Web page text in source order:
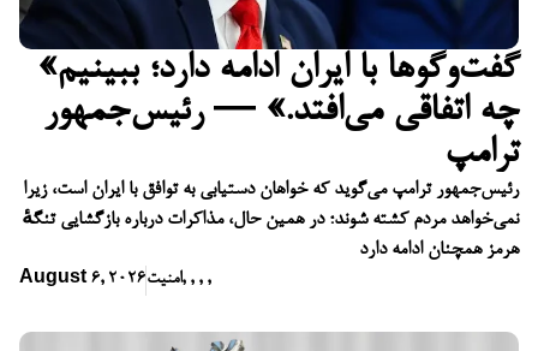
«گفت‌وگوها با ایران ادامه دارد؛ ببینیم
چه اتفاقی می‌افتد.» — رئیس‌جمهور
ترامپ
رئیس‌جمهور ترامپ می‌گوید که خواهان دستیابی به توافق با ایران است، زیرا
نمی‌خواهد مردم کشته شوند؛ در همین حال، مذاکرات درباره بازگشایی تنگهٔ
هرمز همچنان ادامه دارد
August 6, 2026امنیت, , , ,